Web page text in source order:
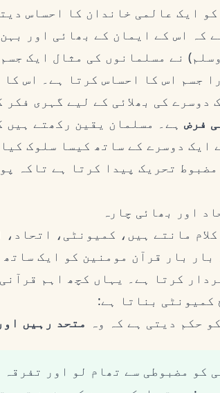
ایک عالمی خاندان کا احساس
کہ اس کے ایمان کے بھائی اور
نے مسلمانوں کی مثال ایک
جسم اس کا احساس کرتا ہے۔ اس
دوسرے کی بھلائی کے لیے گہری
فرض ہے۔ مسلمان یقین رکھتے ہیں
ایک دوسرے کے ساتھ کیسا سلوک
تحریک پیدا کرتا ہے تاکہ
اور بھائی چارہ
مانتے ہیں، کمیونٹی،
بار بار قرآن مومنین کو ایک
کرتا ہے۔ یہاں کچھ اہم
کمیونٹی بناتا ہے:
حکم دیتی ہے کہ وہ متحد رہیں
کو مضبوطی سے تھام لو اور